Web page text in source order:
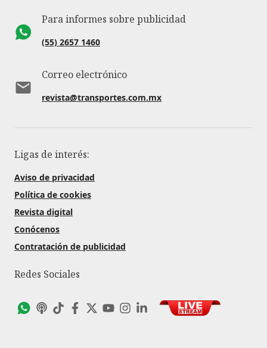
Para informes sobre publicidad
(55) 2657 1460
Correo electrónico
revista@transportes.com.mx
Ligas de interés:
Aviso de privacidad
Política de cookies
Revista digital
Conócenos
Contratación de publicidad
Redes Sociales